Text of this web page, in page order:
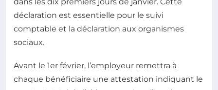
déclaration est essentielle pour le suivi
comptable et la déclaration aux organismes
sociaux.
Avant le 1er février, l’employeur remettra à
chaque bénéficiaire une attestation indiquant le